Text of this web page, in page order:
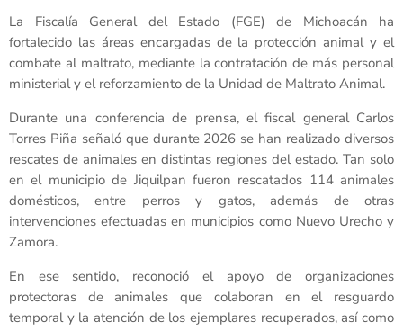
La Fiscalía General del Estado (FGE) de Michoacán ha
fortalecido las áreas encargadas de la protección animal y el
combate al maltrato, mediante la contratación de más personal
ministerial y el reforzamiento de la Unidad de Maltrato Animal.
Durante una conferencia de prensa, el fiscal general Carlos
Torres Piña señaló que durante 2026 se han realizado diversos
rescates de animales en distintas regiones del estado. Tan solo
en el municipio de Jiquilpan fueron rescatados 114 animales
domésticos, entre perros y gatos, además de otras
intervenciones efectuadas en municipios como Nuevo Urecho y
Zamora.
En ese sentido, reconoció el apoyo de organizaciones
protectoras de animales que colaboran en el resguardo
temporal y la atención de los ejemplares recuperados, así como